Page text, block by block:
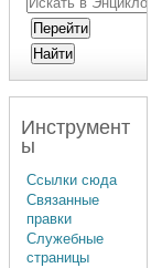
Инструмент
ы
Ссылки сюда
Связанные
правки
Служебные
страницы